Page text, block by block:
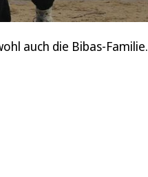
auch die Bibas-Familie.